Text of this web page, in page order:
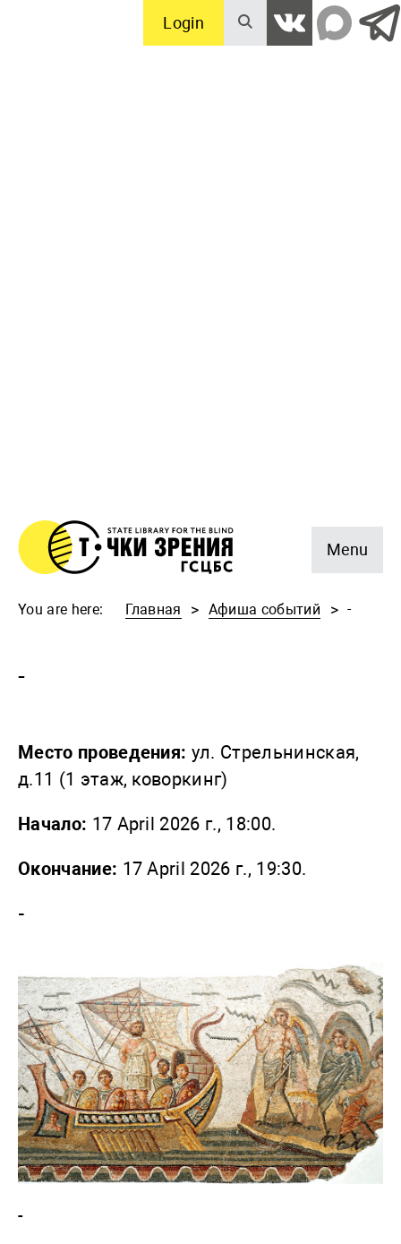
Menu
Login
You are here: Главная Афиша событий -
-
Место проведения: ул. Стрельнинская,
д.11 (1 этаж, коворкинг)
Начало: 17 April 2026 г., 18:00.
Окончание: 17 April 2026 г., 19:30.
-
-